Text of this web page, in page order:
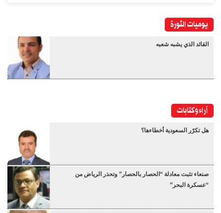
يوميات الثورة
القائد الذي يشبه شعبه
آراء وكتابات
هل تكرّر السعودية أخطاءها؟
صنعاء تثبت معادلة “الحصار بالحصار” وتحذر الرياض من
“عسكرة البحر”